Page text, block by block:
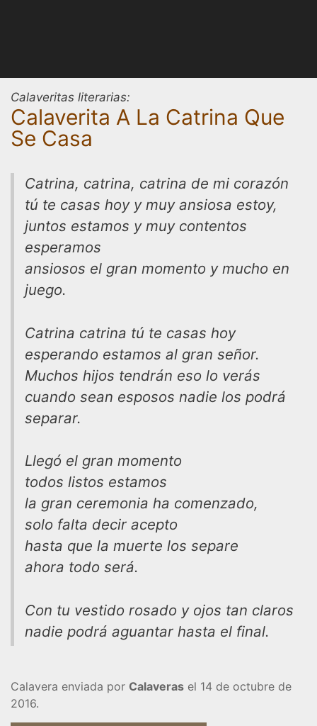
Calaveritas literarias:
Calaverita A La Catrina Que
Se Casa
Catrina, catrina, catrina de mi corazón
tú te casas hoy y muy ansiosa estoy,
juntos estamos y muy contentos
esperamos
ansiosos el gran momento y mucho en
juego.
Catrina catrina tú te casas hoy
esperando estamos al gran señor.
Muchos hijos tendrán eso lo verás
cuando sean esposos nadie los podrá
separar.
Llegó el gran momento
todos listos estamos
la gran ceremonia ha comenzado,
solo falta decir acepto
hasta que la muerte los separe
ahora todo será.
Con tu vestido rosado y ojos tan claros
nadie podrá aguantar hasta el final.
Calavera enviada por Calaveras el 14 de octubre de
2016.